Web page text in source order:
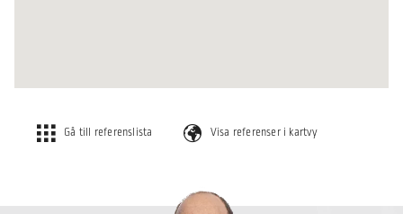
Gå till referenslista Visa referenser i kartvy